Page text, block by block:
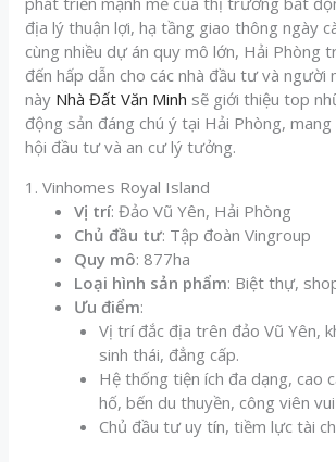
địa lý thuận lợi, hạ tầng giao thông ngày
cùng nhiều dự án quy mô lớn, Hải Phòng
đến hấp dẫn cho các nhà đầu tư và người
này Nhà Đất Văn Minh sẽ giới thiệu top
động sản đáng chú ý tại Hải Phòng,
hội đầu tư và an cư lý tưởng.
1. Vinhomes Royal Island
Vị trí: Đảo Vũ Yên, Hải Phòng
Chủ đầu tư: Tập đoàn Vingroup
Quy mô: 877ha
Loại hình sản phẩm: Biệt thự,
Ưu điểm:
Vị trí đắc địa trên đảo Vũ Yên,
sinh thái, đẳng cấp.
Hệ thống tiện ích đa dạng, cao
hố, bến du thuyền, công viên
Chủ đầu tư uy tín, tiềm lực tài